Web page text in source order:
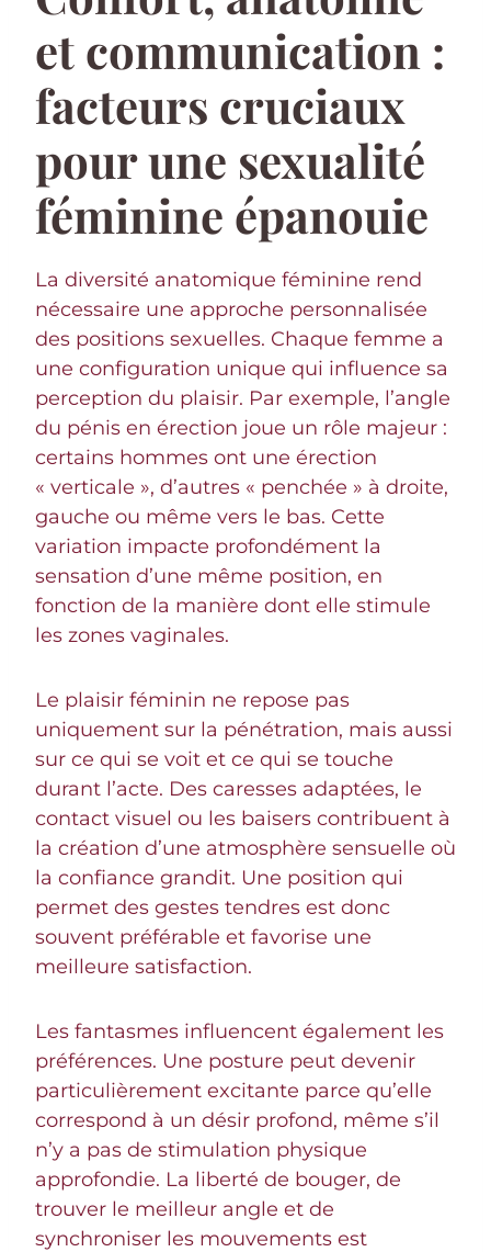
et communication :
facteurs cruciaux
pour une sexualité
féminine épanouie
La diversité anatomique féminine rend
nécessaire une approche personnalisée
des positions sexuelles. Chaque femme a
une configuration unique qui influence sa
perception du plaisir. Par exemple, l’angle
du pénis en érection joue un rôle majeur :
certains hommes ont une érection
« verticale », d’autres « penchée » à droite,
gauche ou même vers le bas. Cette
variation impacte profondément la
sensation d’une même position, en
fonction de la manière dont elle stimule
les zones vaginales.
Le plaisir féminin ne repose pas
uniquement sur la pénétration, mais aussi
sur ce qui se voit et ce qui se touche
durant l’acte. Des caresses adaptées, le
contact visuel ou les baisers contribuent à
la création d’une atmosphère sensuelle où
la confiance grandit. Une position qui
permet des gestes tendres est donc
souvent préférable et favorise une
meilleure satisfaction.
Les fantasmes influencent également les
préférences. Une posture peut devenir
particulièrement excitante parce qu’elle
correspond à un désir profond, même s’il
n’y a pas de stimulation physique
approfondie. La liberté de bouger, de
trouver le meilleur angle et de
synchroniser les mouvements est